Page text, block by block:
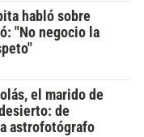
habló sobre
"No negocio la
el marido de
de
astrofotógrafo